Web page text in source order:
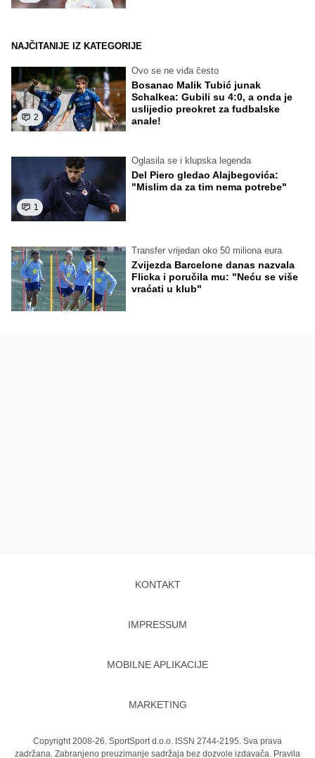
NAJČITANIJE IZ KATEGORIJE
2
Ovo se ne viđa često
Bosanac Malik Tubić junak
Schalkea: Gubili su 4:0, a onda je
uslijedio preokret za fudbalske
anale!
1
Oglasila se i klupska legenda
Del Piero gledao Alajbegovića:
"Mislim da za tim nema potrebe"
Transfer vrijedan oko 50 miliona eura
Zvijezda Barcelone danas nazvala
Flicka i poručila mu: "Neću se više
vraćati u klub"
KONTAKT
IMPRESSUM
MOBILNE APLIKACIJE
MARKETING
Copyright 2008-26. SportSport d.o.o. ISSN 2744-2195. Sva prava
zadržana. Zabranjeno preuzimanje sadržaja bez dozvole izdavača. Pravila